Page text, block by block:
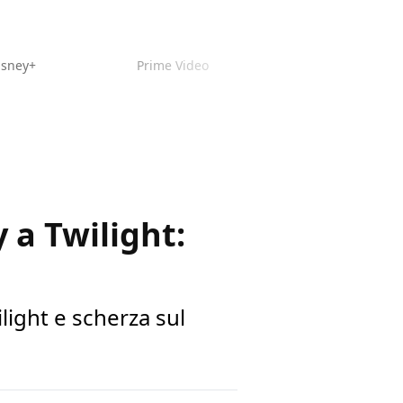
Prime Video
a Twilight:
e scherza sul